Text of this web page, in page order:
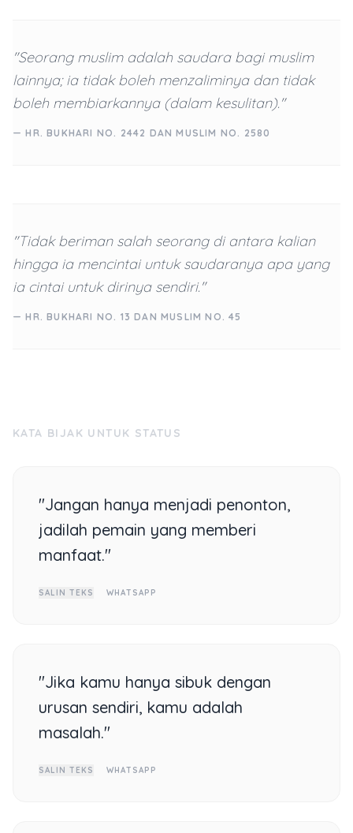
"Seorang muslim adalah saudara bagi muslim
lainnya; ia tidak boleh menzaliminya dan tidak
boleh membiarkannya (dalam kesulitan)."
— HR. BUKHARI NO. 2442 DAN MUSLIM NO. 2580
"Tidak beriman salah seorang di antara kalian
hingga ia mencintai untuk saudaranya apa yang
ia cintai untuk dirinya sendiri."
— HR. BUKHARI NO. 13 DAN MUSLIM NO. 45
KATA BIJAK UNTUK STATUS
"Jangan hanya menjadi penonton,
jadilah pemain yang memberi
manfaat."
SALIN TEKS WHATSAPP
"Jika kamu hanya sibuk dengan
urusan sendiri, kamu adalah
masalah."
SALIN TEKS WHATSAPP